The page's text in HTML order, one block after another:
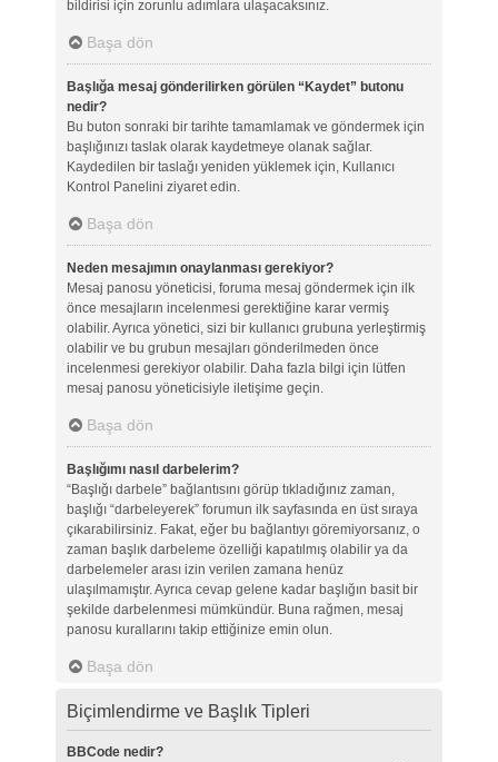
bildirisi için zorunlu adımlara ulaşacaksınız.
Başa dön
Başlığa mesaj gönderilirken görülen “Kaydet” butonu
nedir?
Bu buton sonraki bir tarihte tamamlamak ve göndermek için
başlığınızı taslak olarak kaydetmeye olanak sağlar.
Kaydedilen bir taslağı yeniden yüklemek için, Kullanıcı
Kontrol Panelini ziyaret edin.
Başa dön
Neden mesajımın onaylanması gerekiyor?
Mesaj panosu yöneticisi, foruma mesaj göndermek için ilk
önce mesajların incelenmesi gerektiğine karar vermiş
olabilir. Ayrıca yönetici, sizi bir kullanıcı grubuna yerleştirmiş
olabilir ve bu grubun mesajları gönderilmeden önce
incelenmesi gerekiyor olabilir. Daha fazla bilgi için lütfen
mesaj panosu yöneticisiyle iletişime geçin.
Başa dön
Başlığımı nasıl darbelerim?
“Başlığı darbele” bağlantısını görüp tıkladığınız zaman,
başlığı “darbeleyerek” forumun ilk sayfasında en üst sıraya
çıkarabilirsiniz. Fakat, eğer bu bağlantıyı göremiyorsanız, o
zaman başlık darbeleme özelliği kapatılmış olabilir ya da
darbelemeler arası izin verilen zamana henüz
ulaşılmamıştır. Ayrıca cevap gelene kadar başlığın basit bir
şekilde darbelenmesi mümkündür. Buna rağmen, mesaj
panosu kurallarını takip ettiğinize emin olun.
Başa dön
Biçimlendirme ve Başlık Tipleri
BBCode nedir?